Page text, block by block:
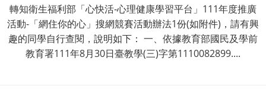
轉知衛生福利部「心快活-心理健康學習平台」111年度推廣
活動-「網住你的心」搜網競賽活動辦法1份(如附件)，請有興
趣的同學自行查閱，說明如下： 一、依據教育部國民及學前
教育署111年8月30日臺教學(三)字第1110082899....